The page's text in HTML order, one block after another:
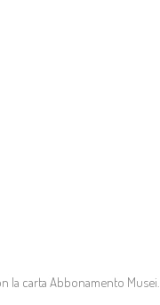
la carta Abbonamento Musei.